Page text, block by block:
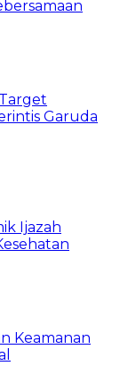
Garuda
Ijazah
Keamanan